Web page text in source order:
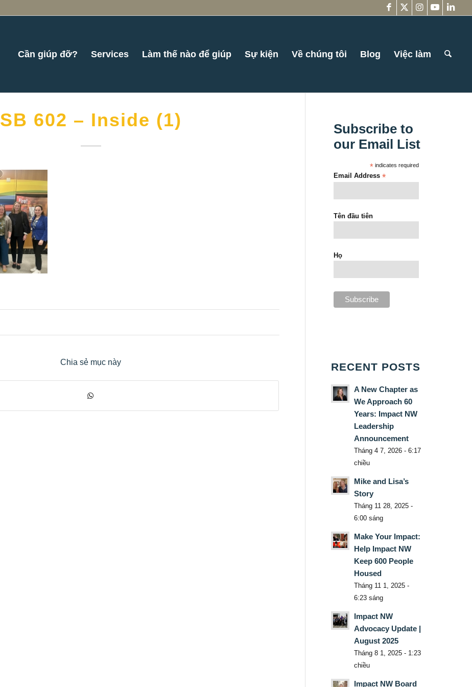
Cần giúp đỡ? Services Làm thế nào để giúp Sự kiện Về chúng tôi Blog Việc làm
SB 602 – Inside (1)
Chia sẻ mục này
Subscribe to
our Email List
* indicates required
Email Address*
Tên đầu tiên
Họ
RECENT POSTS
A New Chapter as
We Approach 60
Years: Impact NW
Leadership
Announcement
Tháng 4 7, 2026 - 6:17
chiều
Mike and Lisa’s
Story
Tháng 11 28, 2025 -
6:00 sáng
Make Your Impact:
Help Impact NW
Keep 600 People
Housed
Tháng 11 1, 2025 -
6:23 sáng
Impact NW
Advocacy Update |
August 2025
Tháng 8 1, 2025 - 1:23
chiều
Impact NW Board